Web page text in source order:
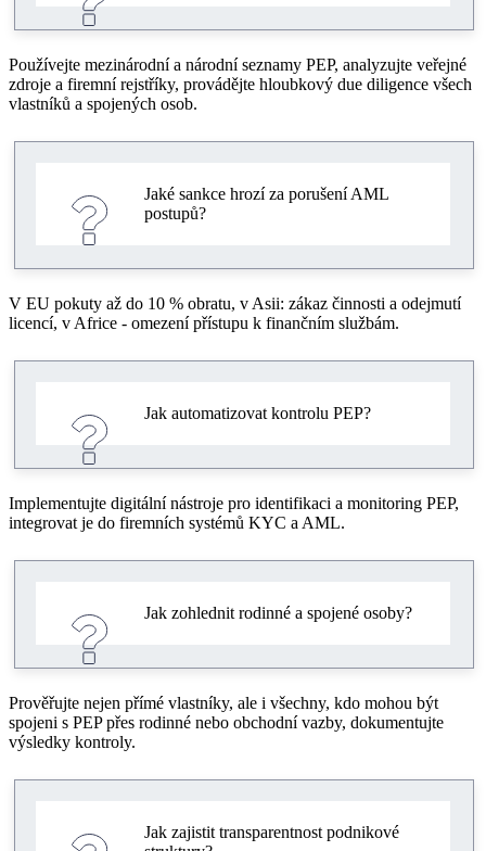
Používejte mezinárodní a národní seznamy PEP, analyzujte veřejné
zdroje a firemní rejstříky, provádějte hloubkový due diligence všech
vlastníků a spojených osob.
Jaké sankce hrozí za porušení AML
postupů?
V EU pokuty až do 10 % obratu, v Asii: zákaz činnosti a odejmutí
licencí, v Africe - omezení přístupu k finančním službám.
Jak automatizovat kontrolu PEP?
Implementujte digitální nástroje pro identifikaci a monitoring PEP,
integrovat je do firemních systémů KYC a AML.
Jak zohlednit rodinné a spojené osoby?
Prověřujte nejen přímé vlastníky, ale i všechny, kdo mohou být
spojeni s PEP přes rodinné nebo obchodní vazby, dokumentujte
výsledky kontroly.
Jak zajistit transparentnost podnikové